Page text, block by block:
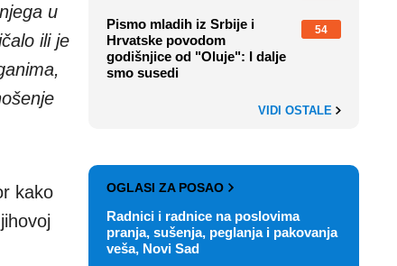
u
ili je
kako
Pismo mladih iz Srbije i
Hrvatske povodom
godišnjice od "Oluje": I dalje
smo susedi
54
VIDI OSTALE
OGLASI ZA POSAO
Radnici i radnice na poslovima
pranja, sušenja, peglanja i pakovanja
veša, Novi Sad